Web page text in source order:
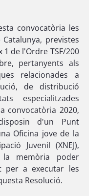
convocatòria les
previstes
1 de l'Ordre TSF/200
pertanyents als
relacionades a
de distribució
especialitzades
convocatòria 2020,
d'un Punt
Oficina jove de la
Juvenil (XNEJ),
memòria poder
per a executar les
Resolució.